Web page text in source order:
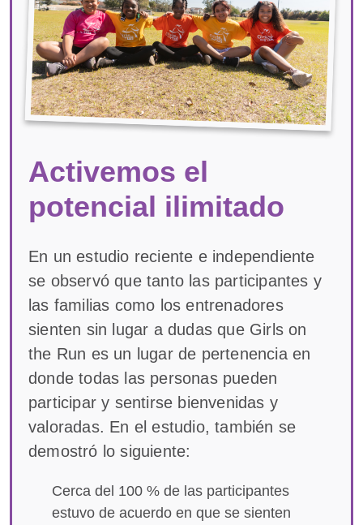
Activemos el
potencial ilimitado
En un estudio reciente e independiente
se observó que tanto las participantes y
las familias como los entrenadores
sienten sin lugar a dudas que Girls on
the Run es un lugar de pertenencia en
donde todas las personas pueden
participar y sentirse bienvenidas y
valoradas. En el estudio, también se
demostró lo siguiente:
Cerca del 100 % de las participantes
estuvo de acuerdo en que se sienten